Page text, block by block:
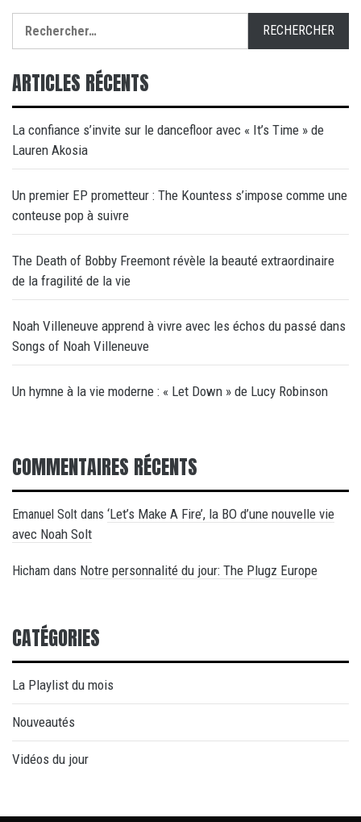
ARTICLES RÉCENTS
La confiance s’invite sur le dancefloor avec « It’s Time » de
Lauren Akosia
Un premier EP prometteur : The Kountess s’impose comme une
conteuse pop à suivre
The Death of Bobby Freemont révèle la beauté extraordinaire
de la fragilité de la vie
Noah Villeneuve apprend à vivre avec les échos du passé dans
Songs of Noah Villeneuve
Un hymne à la vie moderne : « Let Down » de Lucy Robinson
COMMENTAIRES RÉCENTS
Emanuel Solt dans ‘Let’s Make A Fire’, la BO d’une nouvelle vie
avec Noah Solt
Hicham dans Notre personnalité du jour: The Plugz Europe
CATÉGORIES
La Playlist du mois
Nouveautés
Vidéos du jour